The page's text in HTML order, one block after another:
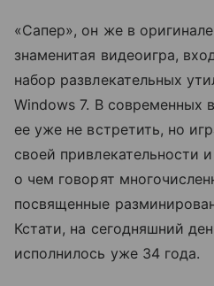
«Сапер», он же в
знаменитая видеоигра,
набор развлекательных
Windows 7. В современных
ее уже не встретить, но
своей привлекательности
о чем говорят
посвященные
Кстати, на сегодняшний
исполнилось уже 34 года.